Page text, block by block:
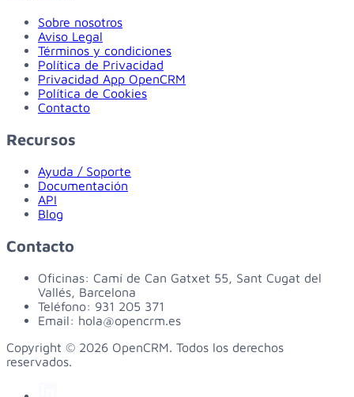
Sobre nosotros
Aviso Legal
Términos y condiciones
Política de Privacidad
Privacidad App OpenCRM
Política de Cookies
Contacto
Recursos
Ayuda / Soporte
Documentación
API
Blog
Contacto
Oficinas: Camí de Can Gatxet 55, Sant Cugat del
Vallés, Barcelona
Teléfono: 931 205 371
Email: hola@opencrm.es
Copyright © 2026 OpenCRM. Todos los derechos
reservados.